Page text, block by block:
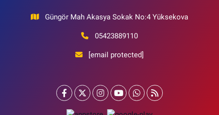
Güngör Mah Akasya Sokak No:4 Yüksekova
05423889110
[email protected]